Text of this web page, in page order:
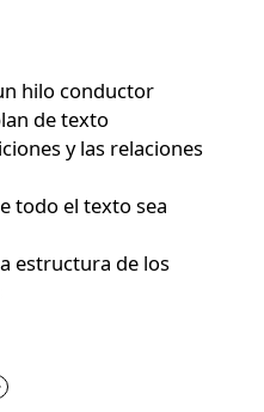
hilo conductor
de texto
y las relaciones
todo el texto sea
estructura de los